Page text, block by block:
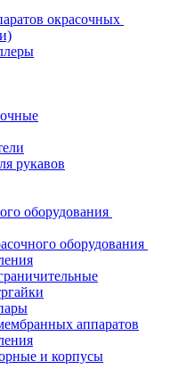
окрасочных
рукавов
оборудования
оборудования
аппаратов
и корпусы